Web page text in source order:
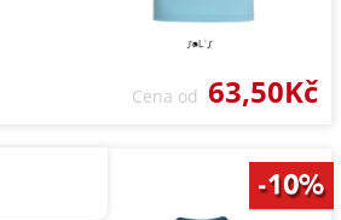
Cena od 63,50Kč